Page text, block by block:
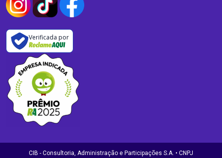
Verificada por
CIB - Consultoria, Administração e Participações S.A. • CNPJ